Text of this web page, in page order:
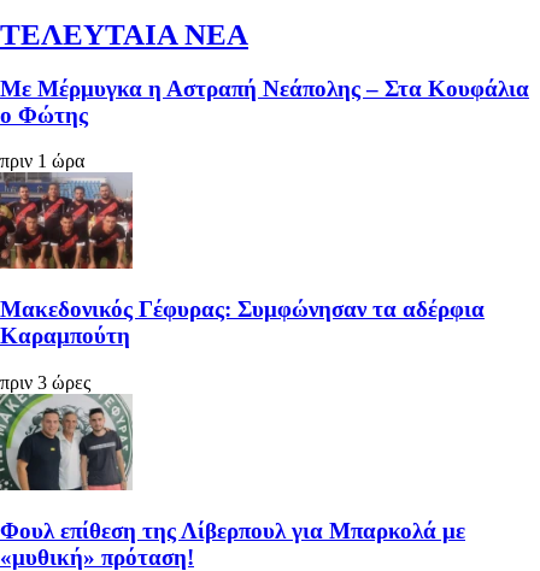
ΤΕΛΕΥΤΑΙΑ ΝΕΑ
Με Μέρμυγκα η Αστραπή Νεάπολης – Στα Κουφάλια
ο Φώτης
πριν 1 ώρα
Μακεδονικός Γέφυρας: Συμφώνησαν τα αδέρφια
Καραμπούτη
πριν 3 ώρες
Φουλ επίθεση της Λίβερπουλ για Μπαρκολά με
«μυθική» πρόταση!